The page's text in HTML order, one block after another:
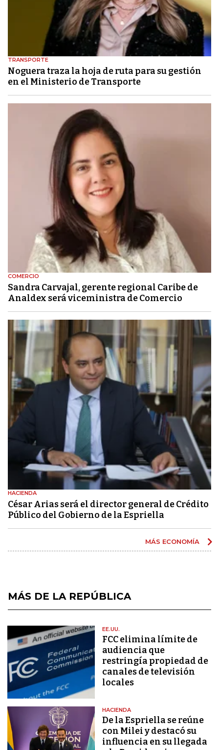
TRANSPORTE
Noguera traza la hoja de ruta para su gestión
en el Ministerio de Transporte
COMERCIO
Sandra Carvajal, gerente regional Caribe de
Analdex será viceministra de Comercio
HACIENDA
César Arias será el director general de Crédito
Público del Gobierno de la Espriella
MÁS ECONOMÍA
MÁS DE LA REPÚBLICA
EE.UU.
FCC elimina límite de
audiencia que
restringía propiedad de
canales de televisión
locales
HACIENDA
De la Espriella se reúne
con Milei y destacó su
influencia en su llegada